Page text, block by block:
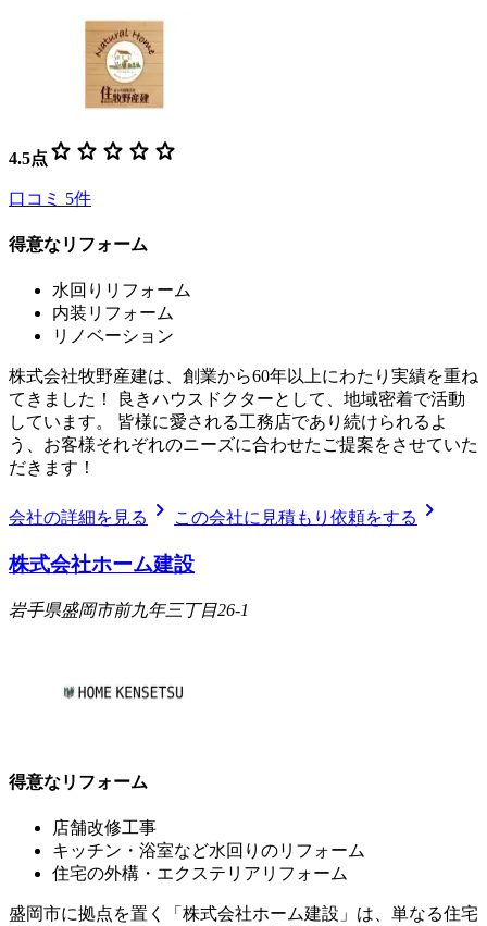
4.5点 star star star star star
口コミ 5件
得意なリフォーム
水回りリフォーム
内装リフォーム
リノベーション
株式会社牧野産建は、創業から60年以上にわたり実績を重ね
てきました！ 良きハウスドクターとして、地域密着で活動
しています。 皆様に愛される工務店であり続けられるよ
う、お客様それぞれのニーズに合わせたご提案をさせていた
だきます！
会社の詳細を見る chevron_right この会社に見積もり依頼をする chevron_right
株式会社ホーム建設
岩手県盛岡市前九年三丁目26-1
得意なリフォーム
店舗改修工事
キッチン・浴室など水回りのリフォーム
住宅の外構・エクステリアリフォーム
盛岡市に拠点を置く「株式会社ホーム建設」は、単なる住宅